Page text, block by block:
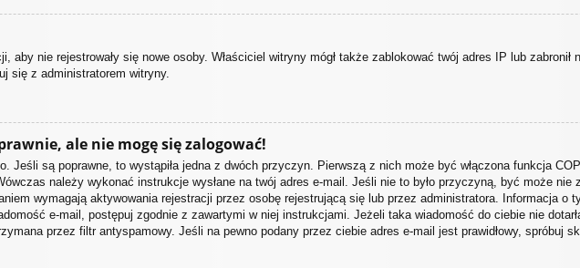
aby nie rejestrowały się nowe osoby. Właściciel witryny mógł także zablokować twój adres IP lub
się z administratorem witryny.
ale nie mogę się zalogować!
Jeśli są poprawne, to wystąpiła jedna z dwóch przyczyn. Pierwszą z nich może być włączona funkcja
należy wykonać instrukcje wysłane na twój adres e-mail. Jeśli nie to było przyczyną, być może nie
wymagają aktywowania rejestracji przez osobę rejestrującą się lub przez administratora. Informacja o
e-mail, postępuj zgodnie z zawartymi w niej instrukcjami. Jeżeli taka wiadomość do ciebie nie
przez filtr antyspamowy. Jeśli na pewno podany przez ciebie adres e-mail jest prawidłowy, spróbuj